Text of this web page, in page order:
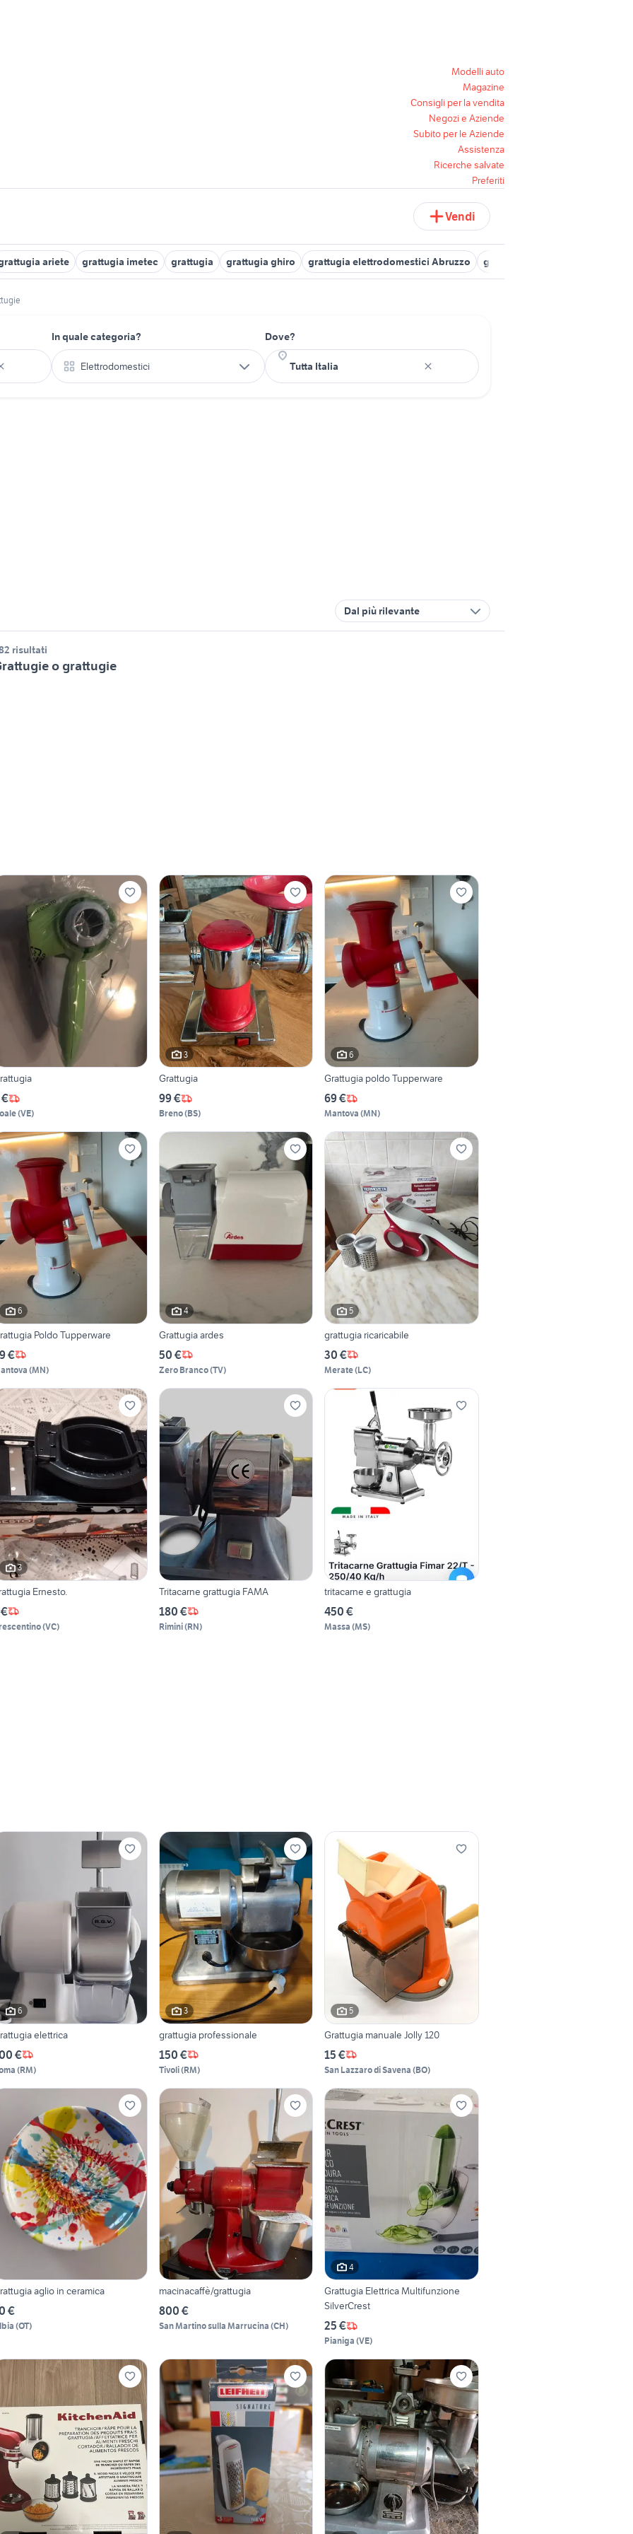
Modelli auto
Magazine
Consigli per la vendita
Negozi e Aziende
Subito per le Aziende
Assistenza
Ricerche salvate
Preferiti
Vendi
ariete grattugia imetec grattugia grattugia ghiro grattugia elettrodomestici Abruzzo grattugia elettrica moulinex
In quale categoria?
Elettrodomestici
Dove?
Dal più rilevante
risultati
o grattugie
(VE)
3
Grattugia
99 €
Breno(BS)
6
Grattugia poldo Tupperware
69 €
Mantova (MN)
6
Poldo Tupperware
€
(MN)
4
Grattugia ardes
50 €
Zero Branco(TV)
5
grattugia ricaricabile
30 €
Merate(LC)
3
Ernesto.
(VC)
Tritacarne grattugia FAMA
180 €
Rimini(RN)
tritacarne e grattugia
450 €
Massa (MS)
6
elettrica
€
(RM)
3
grattugia professionale
150 €
Tivoli(RM)
5
Grattugia manuale Jolly 120
15 €
San Lazzaro di Savena (BO)
aglio in ceramica
€
(OT)
macinacaffè/grattugia
800 €
San Martino sulla Marrucina (CH)
4
Grattugia Elettrica Multifunzione
SilverCrest
25 €
Pianiga (VE)